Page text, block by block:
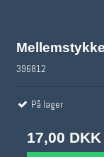
396812
På lager
17,00 DKK